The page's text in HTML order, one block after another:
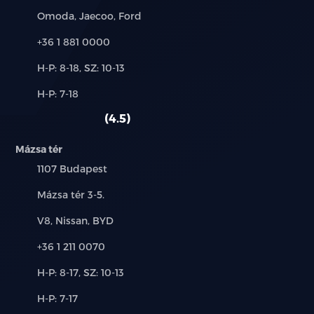
fékezéssel (RCTA, RCTB)
Elöl haladó jármű elindulására figyelmeztetés (DAI)
Holttérfigyelő rendszer (BSD)
Intelligens sebességasszisztens (SLA, SLIF, ISA, SCF)
Ajtónyitásra figyelmeztető rendszer (DOW)
LED világítás (fényszórók, nappali menetfény, hátsó
lámpák)
Projektoros fényszórók
„Follow Me Home” funkció (késleltetett
Márkák:
Omoda, Jaecoo, Ford
Telefon:
+36 1 881 0000
Új-
használt
H-P: 8-18, SZ: 10-13
Alkatrész,
H-P: 7-18
4.5
Mázsa tér
Település:
1107 Budapest
Cím:
Mázsa tér 3-5.
Márkák:
V8, Nissan, BYD
Telefon:
+36 1 211 0070
Új-
használt
H-P: 8-17, SZ: 10-13
Alkatrész,
H-P: 7-17